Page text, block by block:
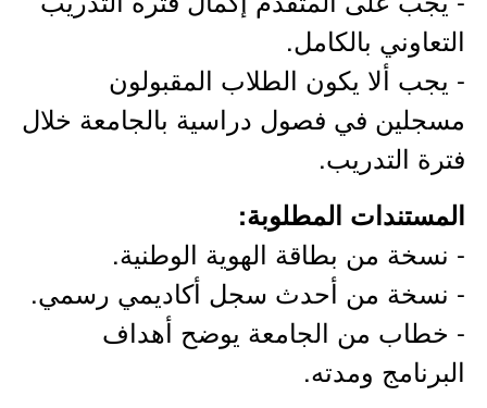
التعاوني بالكامل.
- يجب ألا يكون الطلاب المقبولون
مسجلين في فصول دراسية بالجامعة خلال
فترة التدريب.
المستندات المطلوبة:
- نسخة من بطاقة الهوية الوطنية.
- نسخة من أحدث سجل أكاديمي رسمي.
- خطاب من الجامعة يوضح أهداف
البرنامج ومدته.